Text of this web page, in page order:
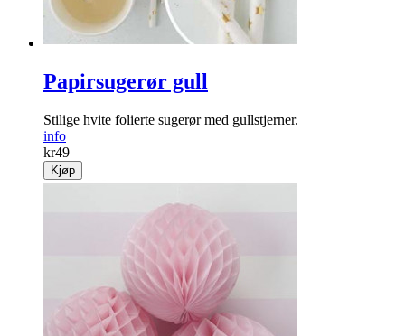
Papirsugerør gull